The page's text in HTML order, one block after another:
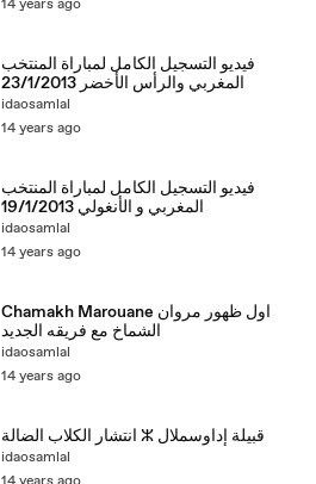
14 years ago
فيديو التسجيل الكامل لمباراة المنتخب
المغربي والرأس الأخضر 23/1/2013
idaosamlal
14 years ago
فيديو التسجيل الكامل لمباراة المنتخب
المغربي و الأنغولي 19/1/2013
idaosamlal
14 years ago
Chamakh Marouane اول ظهور مروان
الشماخ مع فريقه الجديد
idaosamlal
14 years ago
idaosamlal